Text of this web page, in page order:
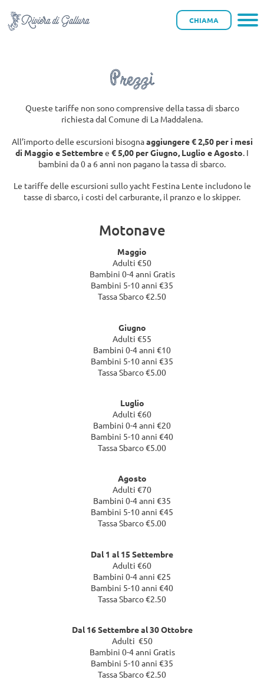
CHIAMA
Santa-Maria-ridotta
Prezzi
Queste tariffe non sono comprensive della tassa di sbarco
richiesta dal Comune di La Maddalena.
All’importo delle escursioni bisognaaggiungere € 2,50 per i mesi
di Maggio e Settembree € 5,00 per Giugno, Luglio e Agosto . I
bambini da 0 a 6 anni non pagano la tassa di sbarco.
Le tariffe delle escursioni sullo yacht Festina Lente includono le
tasse di sbarco, i costi del carburante, il pranzo e lo skipper.
Motonave
Maggio
Adulti €50
Bambini 0-4 anni Gratis
Bambini 5-10 anni €35
Tassa Sbarco €2.50
Giugno
Adulti €55
Bambini 0-4 anni €10
Bambini 5-10 anni €35
Tassa Sbarco €5.00
Luglio
Adulti €60
Bambini 0-4 anni €20
Bambini 5-10 anni €40
Tassa Sbarco €5.00
Agosto
Adulti €70
Bambini 0-4 anni €35
Bambini 5-10 anni €45
Tassa Sbarco €5.00
Dal 1 al 15 Settembre
Adulti €60
Bambini 0-4 anni €25
Bambini 5-10 anni €40
Tassa Sbarco €2.50
Dal 16 Settembre al 30 Ottobre
Adulti €50
Bambini 0-4 anni Gratis
Bambini 5-10 anni €35
Tassa Sbarco €2.50